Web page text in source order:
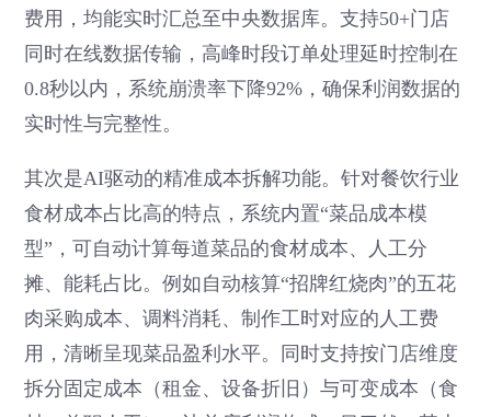
费用，均能实时汇总至中央数据库。支持50+门店
同时在线数据传输，高峰时段订单处理延时控制在
0.8秒以内，系统崩溃率下降92%，确保利润数据的
实时性与完整性。
其次是AI驱动的精准成本拆解功能。针对餐饮行业
食材成本占比高的特点，系统内置“菜品成本模
型”，可自动计算每道菜品的食材成本、人工分
摊、能耗占比。例如自动核算“招牌红烧肉”的五花
肉采购成本、调料消耗、制作工时对应的人工费
用，清晰呈现菜品盈利水平。同时支持按门店维度
拆分固定成本（租金、设备折旧）与可变成本（食